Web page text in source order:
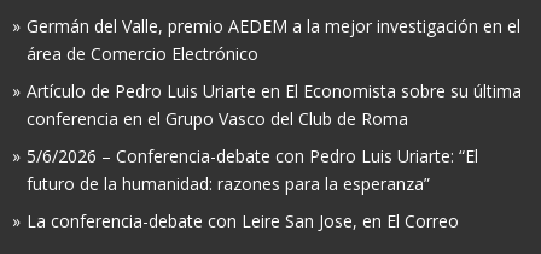
Germán del Valle, premio AEDEM a la mejor investigación en el
área de Comercio Electrónico
Artículo de Pedro Luis Uriarte en El Economista sobre su última
conferencia en el Grupo Vasco del Club de Roma
5/6/2026 – Conferencia-debate con Pedro Luis Uriarte: “El
futuro de la humanidad: razones para la esperanza”
La conferencia-debate con Leire San Jose, en El Correo